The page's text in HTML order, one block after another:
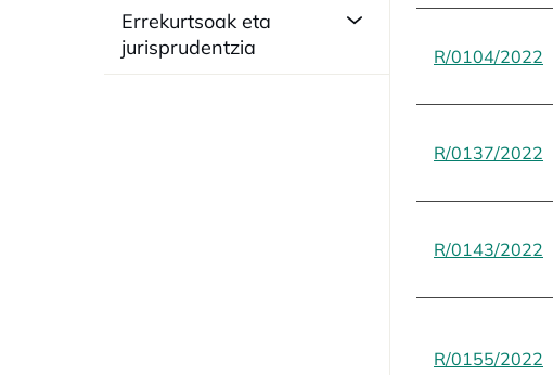
Errekurtsoak eta
jurisprudentzia
R/0104/2022
R/0137/2022
R/0143/2022
R/0155/2022